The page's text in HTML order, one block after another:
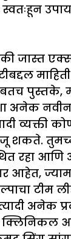
जास्त
पुस्तके,
नवीन
व्यक्ती
शकते.
रहा आणि
आहेत,
टीम
अनेक
क्लिनिकल